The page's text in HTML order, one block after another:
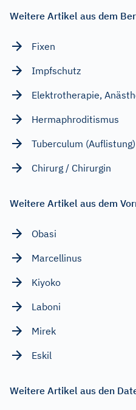
Weitere Artikel aus dem
Fixen
Impfschutz
Elektrotherapie,
Hermaphroditismus
Tuberculum (Auflistung)
Chirurg / Chirurgin
Weitere Artikel aus dem
Obasi
Marcellinus
Kiyoko
Laboni
Mirek
Eskil
Weitere Artikel aus den